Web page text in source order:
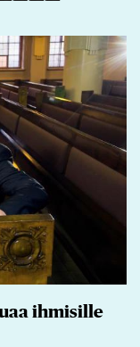
ihmisille